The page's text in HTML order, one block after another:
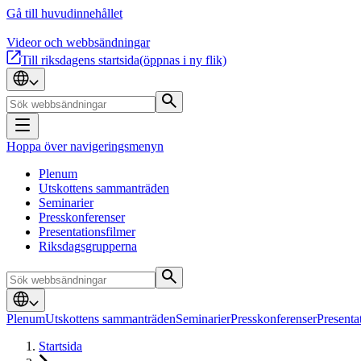
Gå till huvudinnehållet
Videor och webbsändningar
Till riksdagens startsida(öppnas i ny flik)
Hoppa över navigeringsmenyn
Plenum
Utskottens sammanträden
Seminarier
Presskonferenser
Presentationsfilmer
Riksdagsgrupperna
PlenumUtskottens sammanträdenSeminarierPresskonferenser
Startsida